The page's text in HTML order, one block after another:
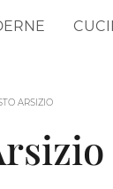
ARSIZIO